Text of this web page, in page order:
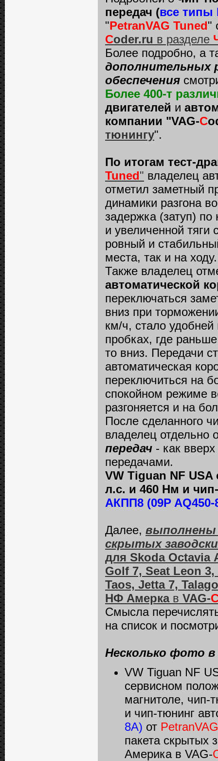
передач (все типы
"PetranVAG Tuned"
Coder.ru в разделе
Более подробно, а
дополнительных
обеспечения
Более 400-т
двигателей и
компании "VAG-C
тюнингу".
По итогам тест-
Tuned" владелец
отметил заметный
динамики разгона
задержка (затуп)
и увеличенной тяги
ровный и
места, так и на ходу.
Также владелец
автоматической
переключаться
вниз при
км/ч, стало
пробках, где
то вниз. Передачи
автоматическая
переключиться на
спокойном режиме
разгоняется и на
После сделанного
владелец отдельно
передач - как
передачами.
VW Tiguan NF
л.с. и 460 Нм и
АКПП8 (09P AQ450-
Далее, выполнены
скрытых
для Skoda Octavia
Golf 7, Seat Leon
Taos, Jetta 7,
НФ Амерка в VAG-
Смысла
на список и
Несколько фото
VW Tiguan NF
сервисном
магнитоле, чип-
и чип-тюнинг
8A) от
пакета скрытых
Америка в VAG-